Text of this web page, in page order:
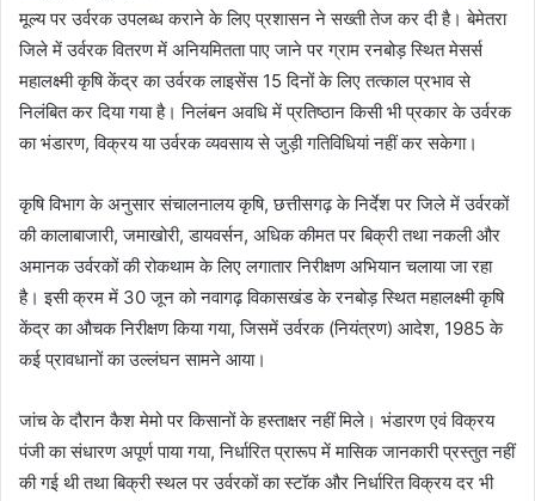
मूल्य पर उर्वरक उपलब्ध कराने के लिए प्रशासन ने सख्ती तेज कर दी है। बेमेतरा
जिले में उर्वरक वितरण में अनियमितता पाए जाने पर ग्राम रनबोड़ स्थित मेसर्स
महालक्ष्मी कृषि केंद्र का उर्वरक लाइसेंस 15 दिनों के लिए तत्काल प्रभाव से
निलंबित कर दिया गया है। निलंबन अवधि में प्रतिष्ठान किसी भी प्रकार के उर्वरक
का भंडारण, विक्रय या उर्वरक व्यवसाय से जुड़ी गतिविधियां नहीं कर सकेगा।
कृषि विभाग के अनुसार संचालनालय कृषि, छत्तीसगढ़ के निर्देश पर जिले में उर्वरकों
की कालाबाजारी, जमाखोरी, डायवर्सन, अधिक कीमत पर बिक्री तथा नकली और
अमानक उर्वरकों की रोकथाम के लिए लगातार निरीक्षण अभियान चलाया जा रहा
है। इसी क्रम में 30 जून को नवागढ़ विकासखंड के रनबोड़ स्थित महालक्ष्मी कृषि
केंद्र का औचक निरीक्षण किया गया, जिसमें उर्वरक (नियंत्रण) आदेश, 1985 के
कई प्रावधानों का उल्लंघन सामने आया।
जांच के दौरान कैश मेमो पर किसानों के हस्ताक्षर नहीं मिले। भंडारण एवं विक्रय
पंजी का संधारण अपूर्ण पाया गया, निर्धारित प्रारूप में मासिक जानकारी प्रस्तुत नहीं
की गई थी तथा बिक्री स्थल पर उर्वरकों का स्टॉक और निर्धारित विक्रय दर भी